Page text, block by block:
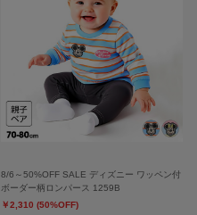
8/6～50%OFF SALE ディズニー ワッペン付
ボーダー柄ロンパース 1259B
￥2,310 (50%OFF)